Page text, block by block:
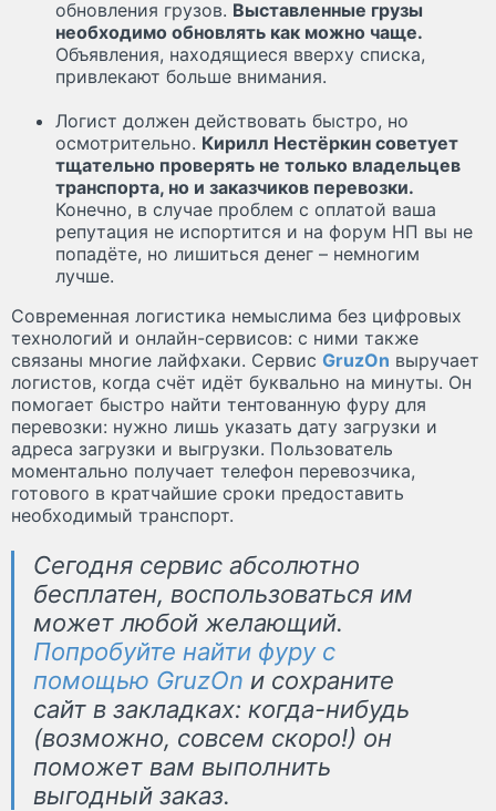
обновления грузов. Выставленные грузы
необходимо обновлять как можно чаще.
Объявления, находящиеся вверху списка,
привлекают больше внимания.
Логист должен действовать быстро, но
осмотрительно. Кирилл Нестёркин советует
тщательно проверять не только владельцев
транспорта, но и заказчиков перевозки.
Конечно, в случае проблем с оплатой ваша
репутация не испортится и на форум НП вы не
попадёте, но лишиться денег – немногим
лучше.
Современная логистика немыслима без цифровых
технологий и онлайн-сервисов: с ними также
связаны многие лайфхаки. Сервис GruzOn выручает
логистов, когда счёт идёт буквально на минуты. Он
помогает быстро найти тентованную фуру для
перевозки: нужно лишь указать дату загрузки и
адреса загрузки и выгрузки. Пользователь
моментально получает телефон перевозчика,
готового в кратчайшие сроки предоставить
необходимый транспорт.
Сегодня сервис абсолютно
бесплатен, воспользоваться им
может любой желающий.
Попробуйте найти фуру с
помощью GruzOn и сохраните
сайт в закладках: когда-нибудь
(возможно, совсем скоро!) он
поможет вам выполнить
выгодный заказ.